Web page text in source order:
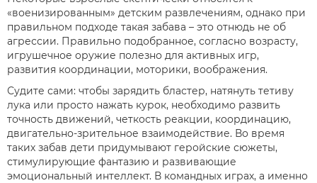
«военизированным» детским развлечениям, однако при
правильном подходе такая забава – это отнюдь не об
агрессии. Правильно подобранное, согласно возрасту,
игрушечное оружие полезно для активных игр,
развития координации, моторики, воображения.
Судите сами: чтобы зарядить бластер, натянуть тетиву
лука или просто нажать курок, необходимо развить
точность движений, четкость реакции, координацию,
двигательно-зрительное взаимодействие. Во время
таких забав дети придумывают геройские сюжеты,
стимулирующие фантазию и развивающие
эмоциональный интеллект. В командных играх, а именно